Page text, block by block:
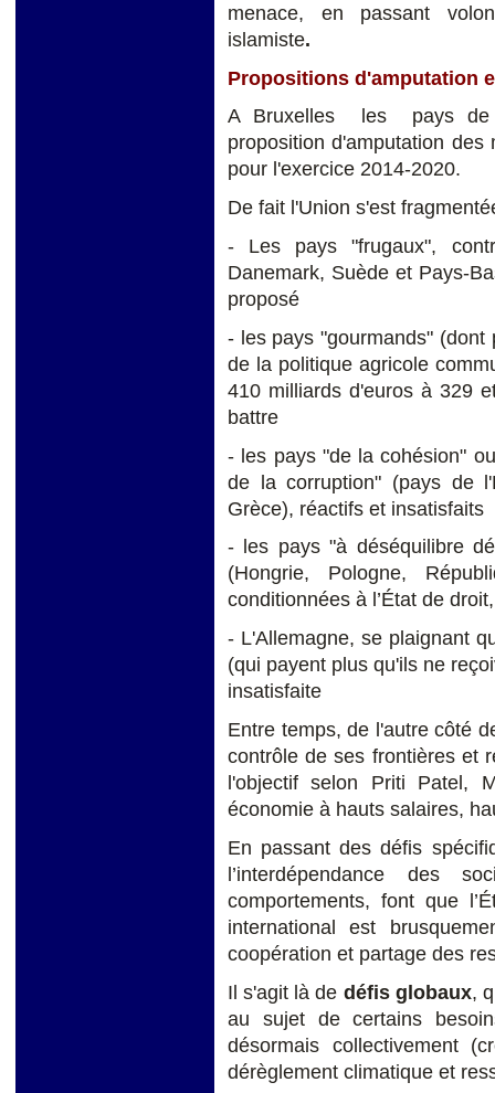
menace, en passant
islamiste.
Propositions d'amputation
A Bruxelles les pays de
proposition d'amputation
pour l'exercice 2014-2020.
De fait l'Union s'est
- Les pays "frugaux",
Danemark, Suède et Pays-
proposé
- les pays "gourmands"
de la politique agricole
410 milliards d'euros à 329
battre
- les pays "de la cohésion"
de la corruption" (pays de
Grèce), réactifs et insatisfaits
- les pays "à déséquilibre
(Hongrie, Pologne,
conditionnées à l’État de
- L'Allemagne, se plaignant
(qui payent plus qu'ils ne
insatisfaite
Entre temps, de l'autre côté
contrôle de ses frontières et
l'objectif selon Priti Patel,
économie à hauts salaires,
En passant des défis
l’interdépendance des
comportements, font que
international est
coopération et partage des
Il s'agit là de défis globaux,
au sujet de certains
désormais collectivement
dérèglement climatique et